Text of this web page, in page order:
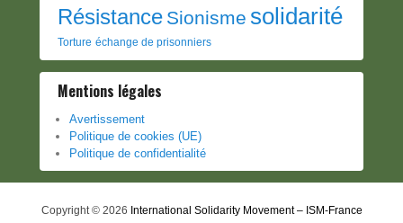
Résistance Sionisme solidarité
Torture échange de prisonniers
Mentions légales
Avertissement
Politique de cookies (UE)
Politique de confidentialité
Copyright © 2026 International Solidarity Movement – ISM-France